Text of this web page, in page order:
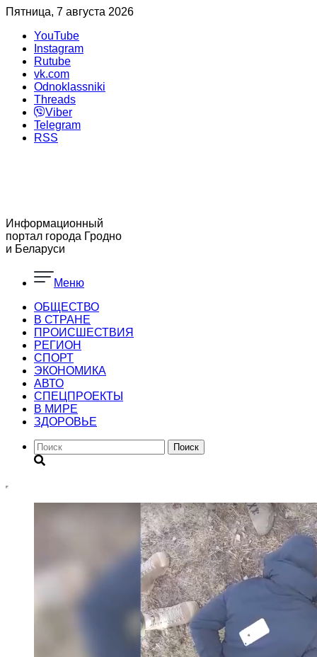
Пятница, 7 августа 2026
YouTube
Instagram
Rutube
vk.com
Odnoklassniki
Threads
Viber
Telegram
RSS
Информационный
портал города Гродно
и Беларуси
Меню
ОБЩЕСТВО
В СТРАНЕ
ПРОИСШЕСТВИЯ
РЕГИОН
CПОРТ
ЭКОНОМИКА
АВТО
СПЕЦПРОЕКТЫ
В МИРЕ
ЗДОРОВЬЕ
Поиск